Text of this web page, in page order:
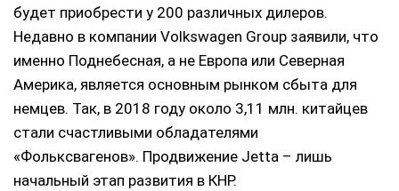
будет приобрести у 200 различных дилеров.
Недавно в компании Volkswagen Group заявили, что
именно Поднебесная, а не Европа или Северная
Америка, является основным рынком сбыта для
немцев. Так, в 2018 году около 3,11 млн. китайцев
стали счастливыми обладателями
«Фольксвагенов». Продвижение Jetta – лишь
начальный этап развития в КНР.